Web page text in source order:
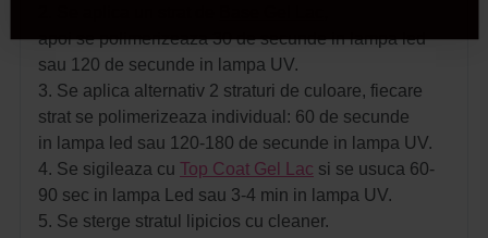
apoi se polimerizeaza 30 de secunde in lampa led
sau 120 de secunde in lampa UV.
3. Se aplica alternativ 2 straturi de culoare, fiecare
strat se polimerizeaza individual: 60 de secunde
in lampa led sau 120-180 de secunde in lampa UV.
4. Se sigileaza cu Top Coat Gel Lac si se usuca 60-
90 sec in lampa Led sau 3-4 min in lampa UV.
5. Se sterge stratul lipicios cu cleaner.